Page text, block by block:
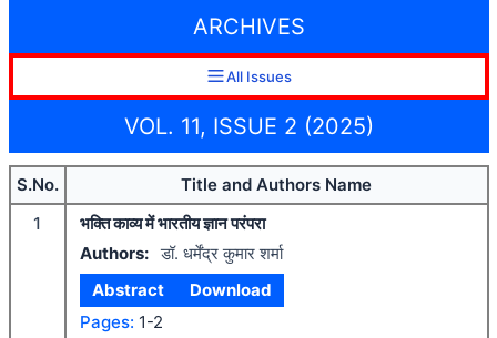
ARCHIVES
All Issues
VOL. 11, ISSUE 2 (2025)
S.No.
Title and Authors Name
1
भक्ति काव्य में भारतीय ज्ञान परंपरा
Authors: डॉ. धर्मेंद्र कुमार शर्मा
Abstract
Download
Pages: 1-2